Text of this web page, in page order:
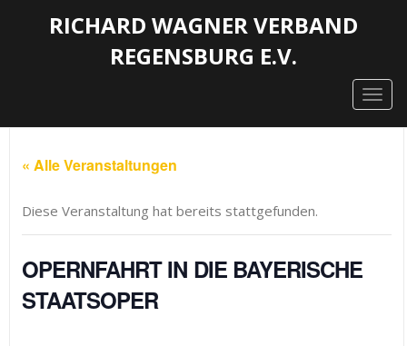
RICHARD WAGNER VERBAND
REGENSBURG E.V.
« Alle Veranstaltungen
Diese Veranstaltung hat bereits stattgefunden.
OPERNFAHRT IN DIE BAYERISCHE
STAATSOPER